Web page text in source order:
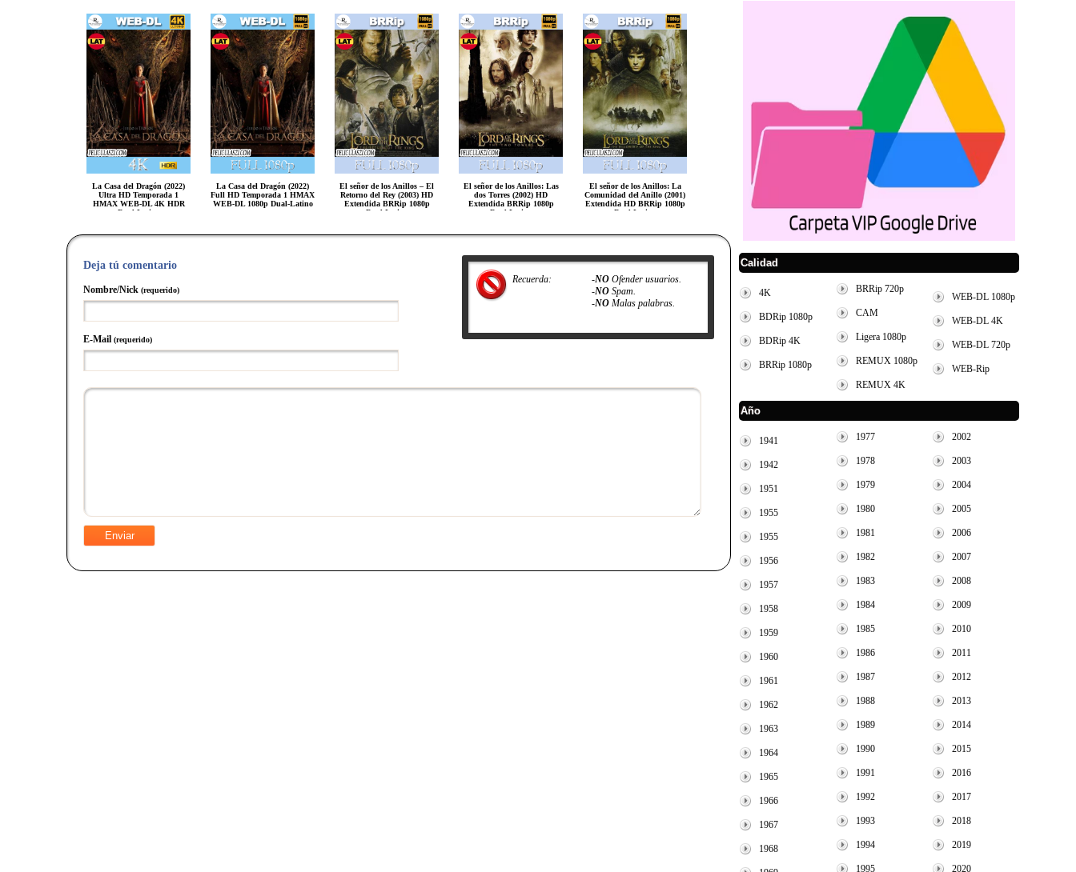
La Casa del Dragón (2022)
Ultra HD Temporada 1
HMAX WEB-DL 4K HDR
Dual-Latino
La Casa del Dragón (2022)
Full HD Temporada 1 HMAX
WEB-DL 1080p Dual-Latino
El señor de los Anillos – El
Retorno del Rey (2003) HD
Extendida BRRip 1080p
Dual-Latino
El señor de los Anillos: Las
dos Torres (2002) HD
Extendida BRRip 1080p
Dual-Latino
El señor de los Anillos: La
Comunidad del Anillo (2001)
Extendida HD BRRip 1080p
Dual-Latino
Recuerda: -NOOfender usuarios.
-NOSpam.
-NOMalas palabras.
Deja tú comentario
Nombre/Nick (requerido)
E-Mail (requerido)
Calidad
4K
BDRip 1080p
BDRip 4K
BRRip 1080p
BRRip 720p
CAM
Ligera 1080p
REMUX 1080p
REMUX 4K
WEB-DL 1080p
WEB-DL 4K
WEB-DL 720p
WEB-Rip
Año
1941
1942
1951
1955
1955
1956
1957
1958
1959
1960
1961
1962
1963
1964
1965
1966
1967
1968
1977
1978
1979
1980
1981
1982
1983
1984
1985
1986
1987
1988
1989
1990
1991
1992
1993
1994
1995
2002
2003
2004
2005
2006
2007
2008
2009
2010
2011
2012
2013
2014
2015
2016
2017
2018
2019
2020